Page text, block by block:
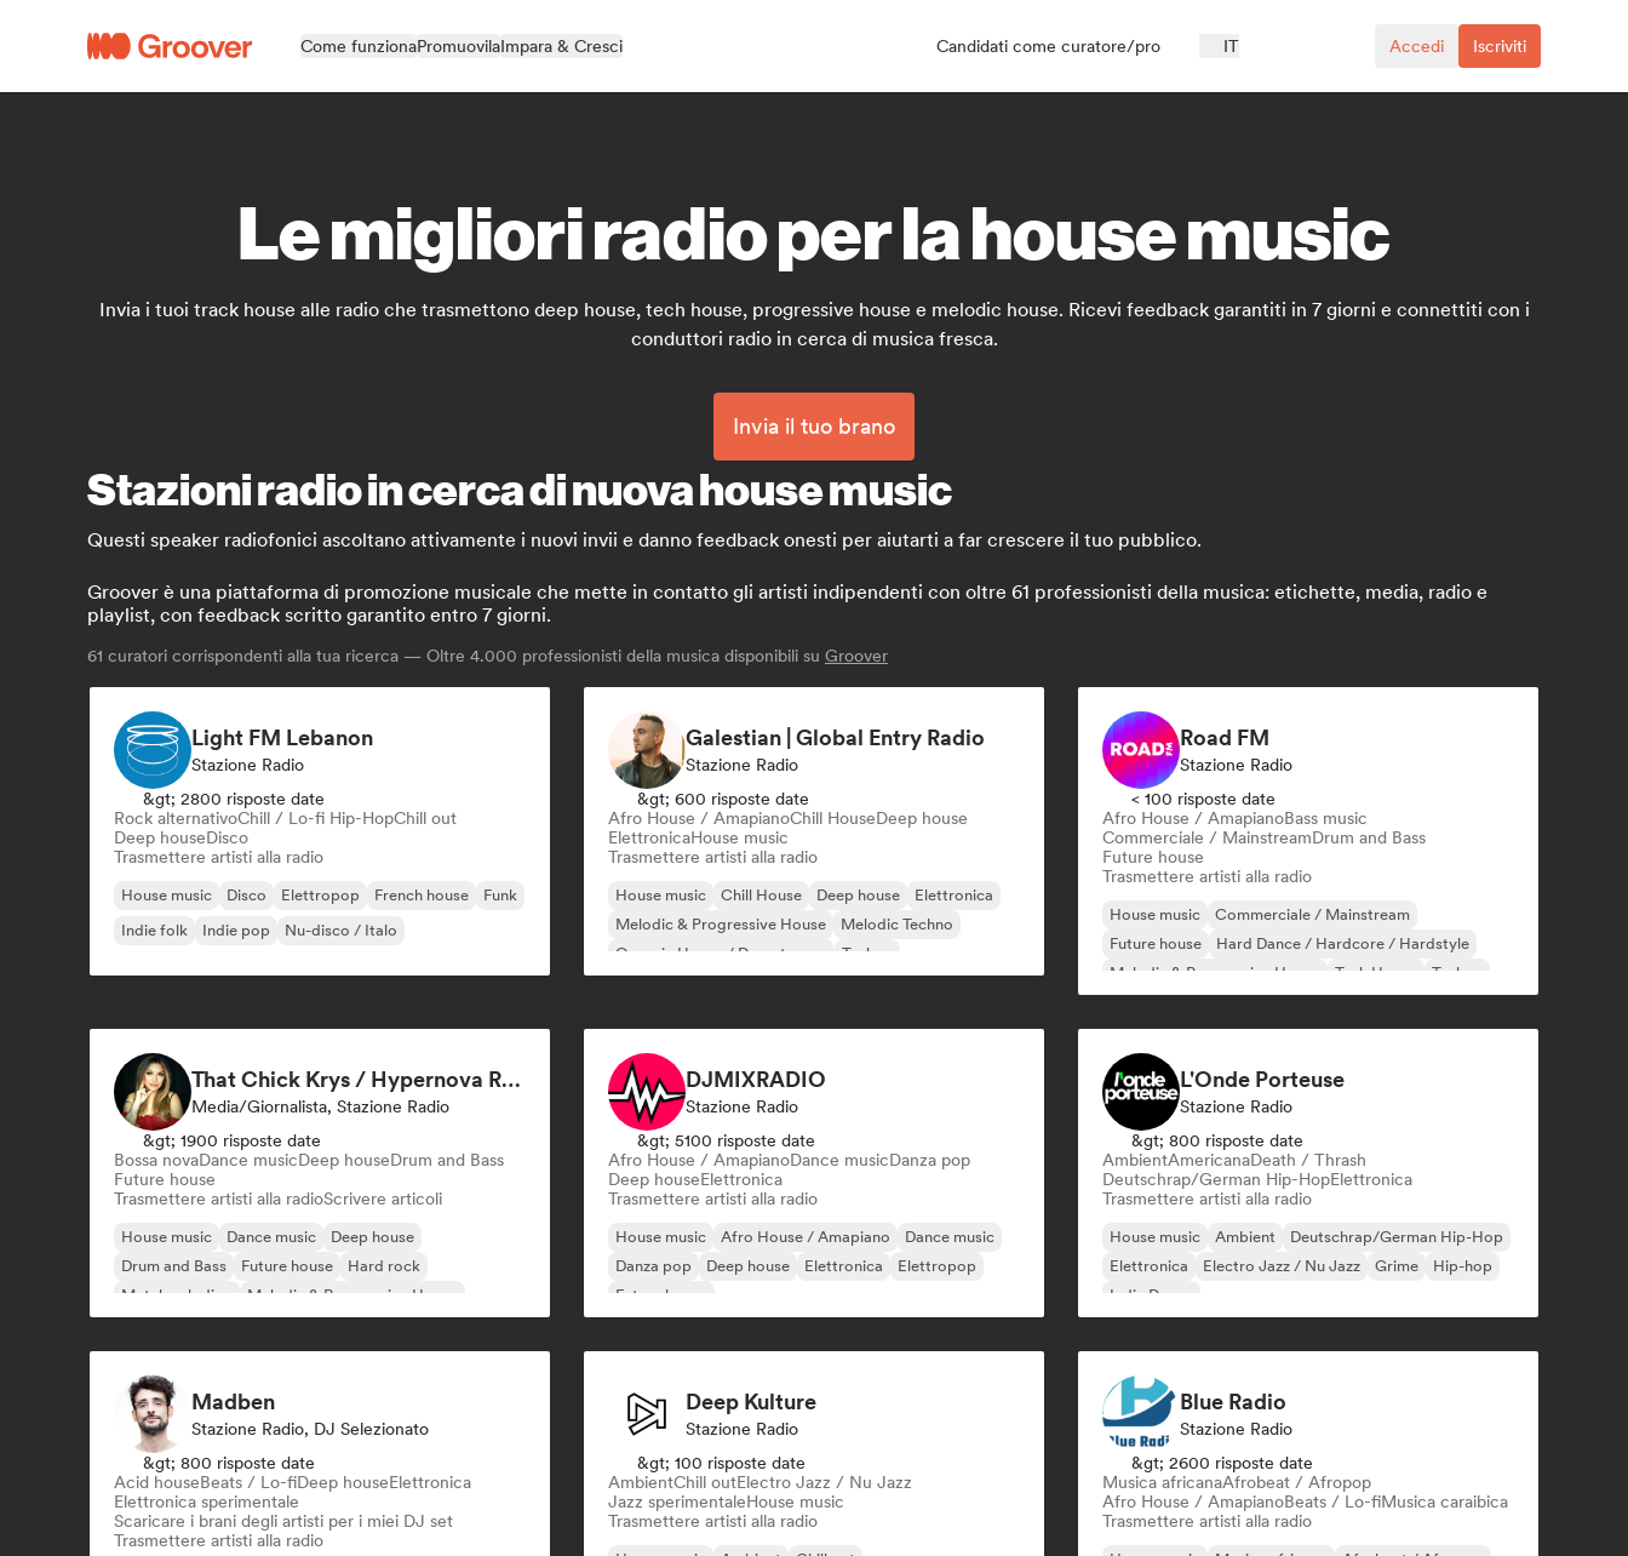
Come funzionaPromuovilaImpara & Cresci Candidati come curatore/pro IT Accedi Iscriviti
Le migliori radio per la house music
Invia i tuoi track house alle radio che trasmettono deep house, tech house, progressive house e melodic house. Ricevi feedback garantiti in 7 giorni e connettiti con i
conduttori radio in cerca di musica fresca.
Invia il tuo brano
Stazioni radio in cerca di nuova house music
Questi speaker radiofonici ascoltano attivamente i nuovi invii e danno feedback onesti per aiutarti a far crescere il tuo pubblico.
Groover è una piattaforma di promozione musicale che mette in contatto gli artisti indipendenti con oltre 61 professionisti della musica: etichette, media, radio e
playlist, con feedback scritto garantito entro 7 giorni.
61 curatori corrispondenti alla tua ricerca — Oltre 4.000 professionisti della musica disponibili su Groover
Light FM Lebanon
Stazione Radio
&gt; 2800 risposte date
Rock alternativoChill / Lo-fi Hip-HopChill out
Deep houseDisco
Trasmettere artisti alla radio
House music Disco Elettropop French house
Funk
Indie folk
Indie pop Nu-disco / Italo
Galestian | Global Entry Radio
Stazione Radio
&gt; 600 risposte date
Afro House / AmapianoChill HouseDeep house
ElettronicaHouse music
Trasmettere artisti alla radio
House music Chill House Deep house
Elettronica
Melodic & Progressive House
Melodic Techno
Organic House / Downtempo
Techno
Road FM
Stazione Radio
< 100 risposte date
Afro House / AmapianoBass music
Commerciale / MainstreamDrum and Bass
Future house
Trasmettere artisti alla radio
House music
Commerciale / Mainstream
Future house
Hard Dance / Hardcore / Hardstyle
Melodic & Progressive House
Tech House
Techno
That Chick Krys / Hypernova Radio
Media/Giornalista, Stazione Radio
&gt; 1900 risposte date
Bossa novaDance musicDeep houseDrum and Bass
Future house
Trasmettere artisti alla radioScrivere articoli
House music Dance music
Deep house
Drum and Bass
Future house
Hard rock
Metal melodico
Melodic & Progressive House
DJMIXRADIO
Stazione Radio
&gt; 5100 risposte date
Afro House / AmapianoDance musicDanza pop
Deep houseElettronica
Trasmettere artisti alla radio
House music Afro House / Amapiano
Dance music
Danza pop
Deep house Elettronica
Elettropop
Future house
L'Onde Porteuse
Stazione Radio
&gt; 800 risposte date
AmbientAmericanaDeath / Thrash
Deutschrap/German Hip-HopElettronica
Trasmettere artisti alla radio
House music Ambient
Deutschrap/German Hip-Hop
Elettronica
Electro Jazz / Nu Jazz Grime
Hip-hop
Indie Dance
Madben
Stazione Radio, DJ Selezionato
&gt; 800 risposte date
Acid houseBeats / Lo-fiDeep houseElettronica
Elettronica sperimentale
Scaricare i brani degli artisti per i miei DJ set
Trasmettere artisti alla radio
Deep Kulture
Stazione Radio
&gt; 100 risposte date
AmbientChill outElectro Jazz / Nu Jazz
Jazz sperimentaleHouse music
Trasmettere artisti alla radio
Blue Radio
Stazione Radio
&gt; 2600 risposte date
Musica africanaAfrobeat / Afropop
Afro House / AmapianoBeats / Lo-fiMusica caraibica
Trasmettere artisti alla radio